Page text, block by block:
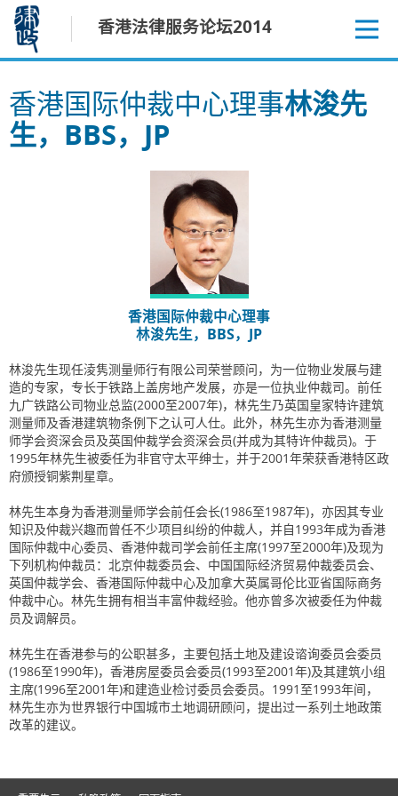
容
香港法律服务论坛2014
香港国际仲裁中心理事林浚先
生，BBS，JP
香港国际仲裁中心理事
林浚先生，BBS，JP
林浚先生现任淩隽测量师行有限公司荣誉顾问，为一位物业发展与建
造的专家，专长于铁路上盖房地产发展，亦是一位执业仲裁司。前任
九广铁路公司物业总监(2000至2007年)，林先生乃英国皇家特许建筑
测量师及香港建筑物条例下之认可人仕。此外，林先生亦为香港测量
师学会资深会员及英国仲裁学会资深会员(并成为其特许仲裁员)。于
1995年林先生被委任为非官守太平绅士，并于2001年荣获香港特区政
府颁授铜紫荆星章。
林先生本身为香港测量师学会前任会长(1986至1987年)，亦因其专业
知识及仲裁兴趣而曾任不少项目纠纷的仲裁人，并自1993年成为香港
国际仲裁中心委员、香港仲裁司学会前任主席(1997至2000年)及现为
下列机构仲裁员：北京仲裁委员会、中国国际经济贸易仲裁委员会、
英国仲裁学会、香港国际仲裁中心及加拿大英属哥伦比亚省国际商务
仲裁中心。林先生拥有相当丰富仲裁经验。他亦曾多次被委任为仲裁
员及调解员。
林先生在香港参与的公职甚多，主要包括土地及建设谘询委员会委员
(1986至1990年)，香港房屋委员会委员(1993至2001年)及其建筑小组
主席(1996至2001年)和建造业检讨委员会委员。1991至1993年间，
林先生亦为世界银行中国城市土地调研顾问，提出过一系列土地政策
改革的建议。